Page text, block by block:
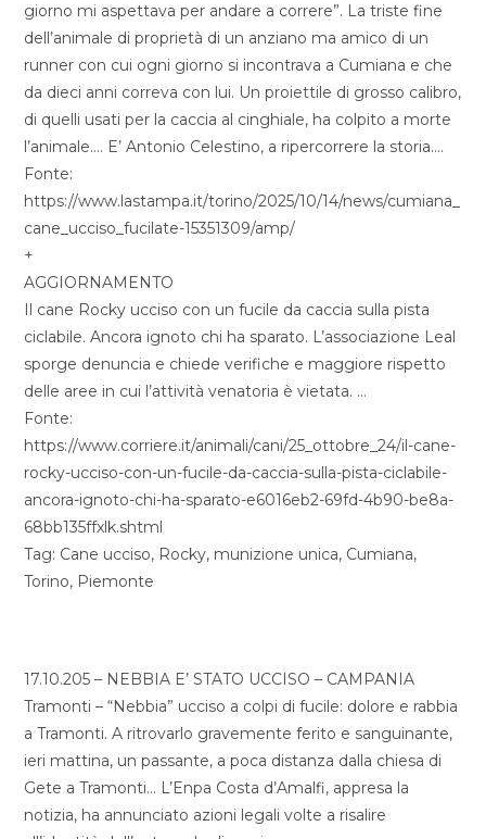
giorno mi aspettava per andare a correre”. La triste fine
dell’animale di proprietà di un anziano ma amico di un
runner con cui ogni giorno si incontrava a Cumiana e che
da dieci anni correva con lui. Un proiettile di grosso calibro,
di quelli usati per la caccia al cinghiale, ha colpito a morte
l’animale…. E’ Antonio Celestino, a ripercorrere la storia….
Fonte:
https://www.lastampa.it/torino/2025/10/14/news/cumiana_
cane_ucciso_fucilate-15351309/amp/
+
AGGIORNAMENTO
Il cane Rocky ucciso con un fucile da caccia sulla pista
ciclabile. Ancora ignoto chi ha sparato. L’associazione Leal
sporge denuncia e chiede verifiche e maggiore rispetto
delle aree in cui l’attività venatoria è vietata. …
Fonte:
https://www.corriere.it/animali/cani/25_ottobre_24/il-cane-
rocky-ucciso-con-un-fucile-da-caccia-sulla-pista-ciclabile-
ancora-ignoto-chi-ha-sparato-e6016eb2-69fd-4b90-be8a-
68bb135ffxlk.shtml
Tag: Cane ucciso, Rocky, munizione unica, Cumiana,
Torino, Piemonte
17.10.205 – NEBBIA E’ STATO UCCISO – CAMPANIA
Tramonti – “Nebbia” ucciso a colpi di fucile: dolore e rabbia
a Tramonti. A ritrovarlo gravemente ferito e sanguinante,
ieri mattina, un passante, a poca distanza dalla chiesa di
Gete a Tramonti… L’Enpa Costa d’Amalfi, appresa la
notizia, ha annunciato azioni legali volte a risalire